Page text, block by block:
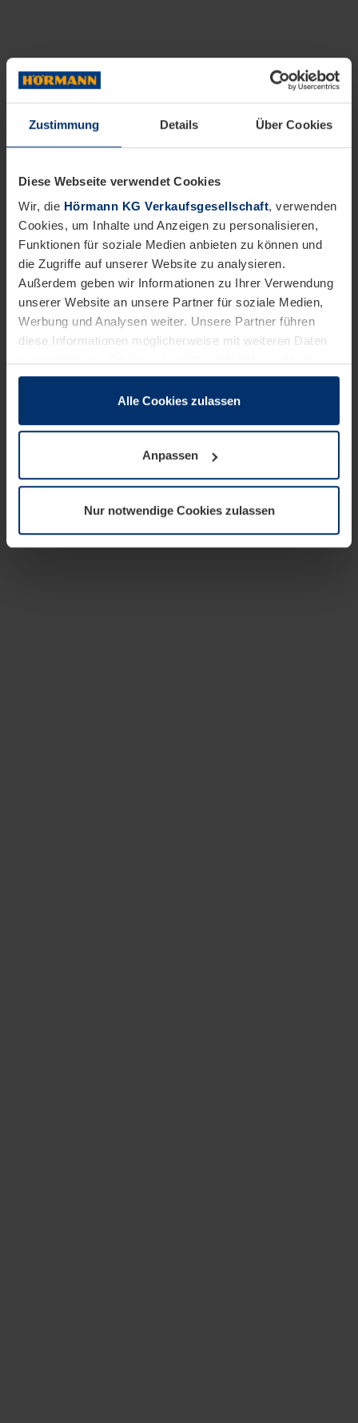
Zustimmung Details Über Cookies
Diese Webseite verwendet Cookies
Wir, die Hörmann KG Verkaufsgesellschaft, verwenden
Cookies, um Inhalte und Anzeigen zu personalisieren,
Funktionen für soziale Medien anbieten zu können und
die Zugriffe auf unserer Website zu analysieren.
Außerdem geben wir Informationen zu Ihrer Verwendung
unserer Website an unsere Partner für soziale Medien,
Werbung und Analysen weiter. Unsere Partner führen
diese Informationen möglicherweise mit weiteren Daten
sie im Rahmen Ihrer Nutzung der Dienste gesammelt
wenn diese für den Betrieb dieser Seite unbedingt
notwendig sind. Für alle anderen Cookie-Typen benötigen
wir Ihre Erlaubnis. Ihre Einwilligung können Sie jederzeit
Datenschutzerklärungunserer Website ändern oder
widerrufen.
Alle Cookies zulassen
Anpassen
Nur notwendige Cookies zulassen